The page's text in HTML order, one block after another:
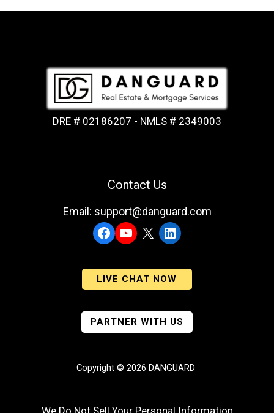
DRE # 02186207 - NMLS # 2349003
Contact Us
Email: support@danguard.com
Facebook
YouTubeLinkedIn
LIVE CHAT NOW
PARTNER WITH US
Copyright © 2026 DANGUARD